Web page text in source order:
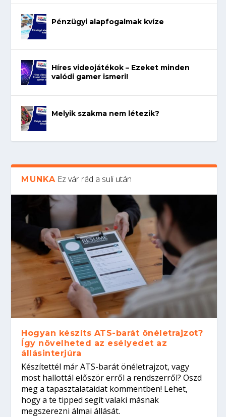
Pénzügyi alapfogalmak kvíze
Híres videojátékok – Ezeket minden
valódi gamer ismeri!
Melyik szakma nem létezik?
MUNKA Ez vár rád a suli után
Hogyan készíts ATS-barát önéletrajzot?
Így növelheted az esélyedet az
állásinterjúra
Készítettél már ATS-barát önéletrajzot, vagy
most hallottál először erről a rendszerről? Oszd
meg a tapasztalataidat kommentben! Lehet,
hogy a te tipped segít valaki másnak
megszerezni álmai állását.